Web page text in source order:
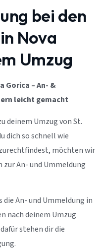
bei den
Nova
Umzug
Gorica – An- &
leicht gemacht
deinem Umzug von St.
dich so schnell wie
möchten wir
An- und Ummeldung
die An- und Ummeldung in
nach deinem Umzug
stehen dir die